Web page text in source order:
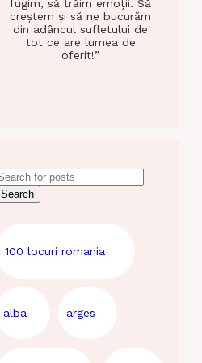
fugim, să trăim emoții. Să
creștem și să ne bucurăm
din adâncul sufletului de
tot ce are lumea de
oferit!”
Search
100 locuri romania
alba arges